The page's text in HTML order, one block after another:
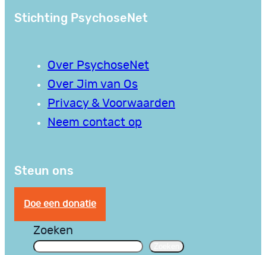
Stichting PsychoseNet
Over PsychoseNet
Over Jim van Os
Privacy & Voorwaarden
Neem contact op
Steun ons
Doe een donatie
Zoeken